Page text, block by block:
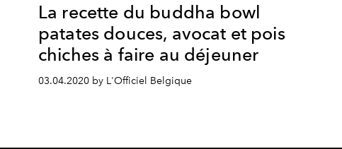
La recette du buddha bowl
patates douces, avocat et pois
chiches à faire au déjeuner
03.04.2020 by L'Officiel Belgique